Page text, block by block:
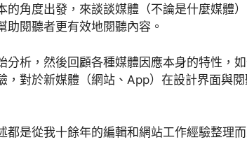
的角度出發，來談談媒體（不論是什麼媒體
助閱聽者更有效地閱聽內容。
分析，然後回顧各種媒體因應本身的特性，
，對於新媒體（網站、App）在設計界面與
都是從我十餘年的編輯和網站工作經驗整理